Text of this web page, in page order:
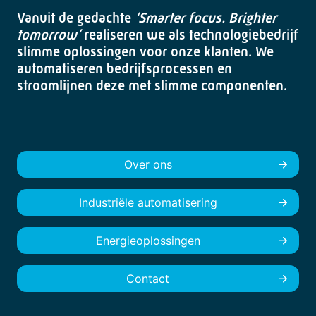
Vanuit de gedachte ‘Smarter focus. Brighter
tomorrow’realiseren we als technologiebedrijf
slimme oplossingen voor onze klanten. We
automatiseren bedrijfsprocessen en
stroomlijnen deze met slimme componenten.
Over ons
Industriële automatisering
Energieoplossingen
Contact